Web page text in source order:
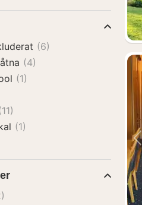
(6)
(4)
(1)
(1)